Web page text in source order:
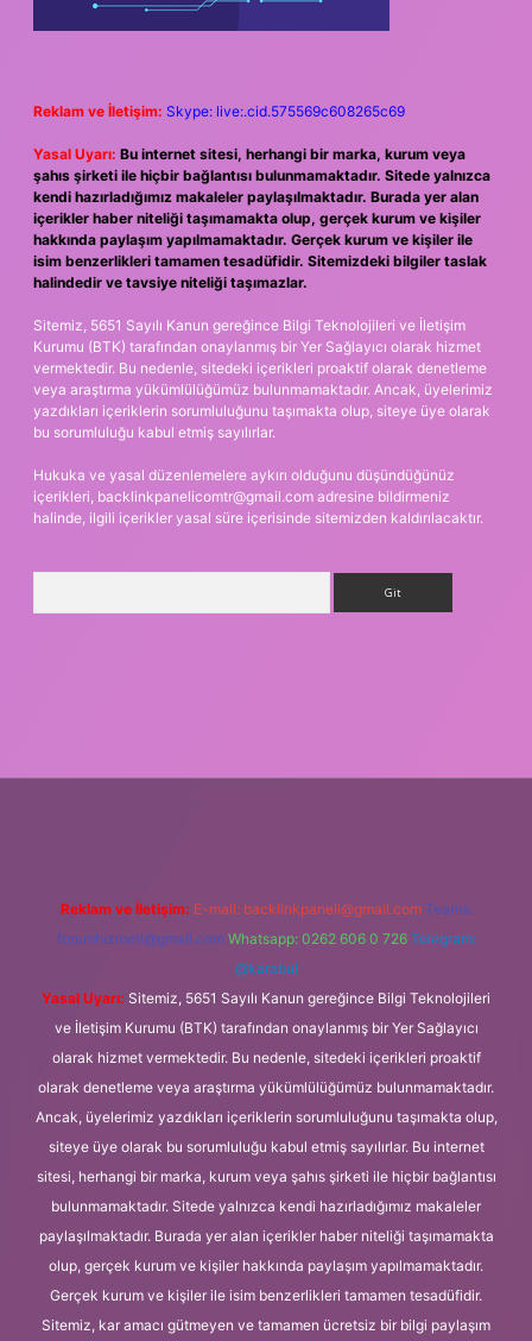
Reklam ve İletişim: Skype: live:.cid.575569c608265c69
Yasal Uyarı: Bu internet sitesi, herhangi bir marka, kurum veya
şahıs şirketi ile hiçbir bağlantısı bulunmamaktadır. Sitede yalnızca
kendi hazırladığımız makaleler paylaşılmaktadır. Burada yer alan
içerikler haber niteliği taşımamakta olup, gerçek kurum ve kişiler
hakkında paylaşım yapılmamaktadır. Gerçek kurum ve kişiler ile
isim benzerlikleri tamamen tesadüfidir. Sitemizdeki bilgiler taslak
halindedir ve tavsiye niteliği taşımazlar.
Sitemiz, 5651 Sayılı Kanun gereğince Bilgi Teknolojileri ve İletişim
Kurumu (BTK) tarafından onaylanmış bir Yer Sağlayıcı olarak hizmet
vermektedir. Bu nedenle, sitedeki içerikleri proaktif olarak denetleme
veya araştırma yükümlülüğümüz bulunmamaktadır. Ancak, üyelerimiz
yazdıkları içeriklerin sorumluluğunu taşımakta olup, siteye üye olarak
bu sorumluluğu kabul etmiş sayılırlar.
Hukuka ve yasal düzenlemelere aykırı olduğunu düşündüğünüz
içerikleri, backlinkpanelicomtr@gmail.com adresine bildirmeniz
halinde, ilgili içerikler yasal süre içerisinde sitemizden kaldırılacaktır.
Reklam ve İletişim: E-mail: backlinkpaneli@gmail.com Teams:
forumhizmeti@gmail.com Whatsapp: 0262 606 0 726 Telegram:
@karabul
Yasal Uyarı: Sitemiz, 5651 Sayılı Kanun gereğince Bilgi Teknolojileri
ve İletişim Kurumu (BTK) tarafından onaylanmış bir Yer Sağlayıcı
olarak hizmet vermektedir. Bu nedenle, sitedeki içerikleri proaktif
olarak denetleme veya araştırma yükümlülüğümüz bulunmamaktadır.
Ancak, üyelerimiz yazdıkları içeriklerin sorumluluğunu taşımakta olup,
siteye üye olarak bu sorumluluğu kabul etmiş sayılırlar. Bu internet
sitesi, herhangi bir marka, kurum veya şahıs şirketi ile hiçbir bağlantısı
bulunmamaktadır. Sitede yalnızca kendi hazırladığımız makaleler
paylaşılmaktadır. Burada yer alan içerikler haber niteliği taşımamakta
olup, gerçek kurum ve kişiler hakkında paylaşım yapılmamaktadır.
Gerçek kurum ve kişiler ile isim benzerlikleri tamamen tesadüfidir.
Sitemiz, kar amacı gütmeyen ve tamamen ücretsiz bir bilgi paylaşım